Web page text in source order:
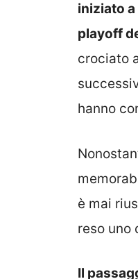
iniziato
playoff
crociato
hanno
è mai
reso uno
Il